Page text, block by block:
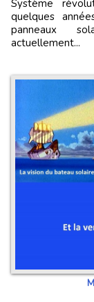
Système
quelques
panneaux
actuellement...